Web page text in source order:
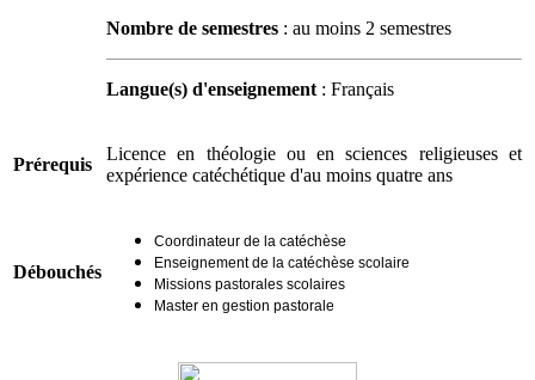
Nombre de semestres : au moins 2 semestres
Langue(s) d'enseignement: Français
Prérequis
Licence en théologie ou en sciences religieuses et
expérience catéchétique d'au moins quatre ans
Débouchés
Coordinateur de la catéchèse
Enseignement de la catéchèse scolaire
Missions pastorales scolaires
Master en gestion pastorale